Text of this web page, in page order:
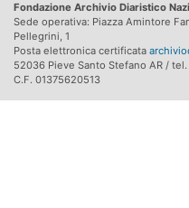
Fondazione Archivio Diaristico
Sede operativa: Piazza Amintore
Pellegrini, 1
Posta elettronica certificata
52036 Pieve Santo Stefano AR /
C.F. 01375620513